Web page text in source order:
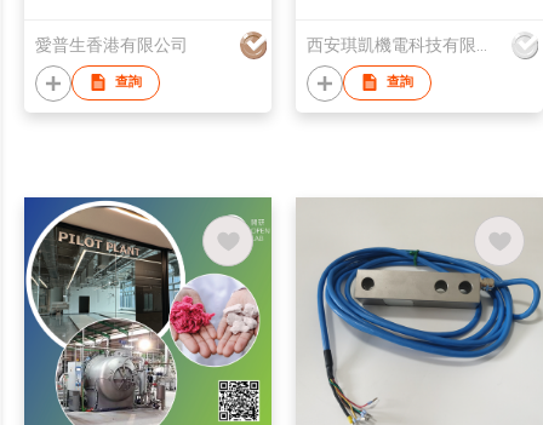
愛普生香港有限公司
查詢
DK760/803/903/TC03
New Condition Toothed
Belt Tops Part Number
查詢